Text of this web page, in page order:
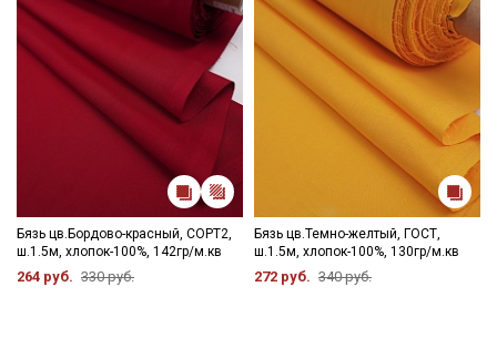
Бязь цв.Бордово-красный, СОРТ2,
ш.1.5м, хлопок-100%, 142гр/м.кв
264 руб. 330 руб.
Бязь цв.Темно-желтый, ГОСТ,
ш.1.5м, хлопок-100%, 130гр/м.кв
272 руб. 340 руб.